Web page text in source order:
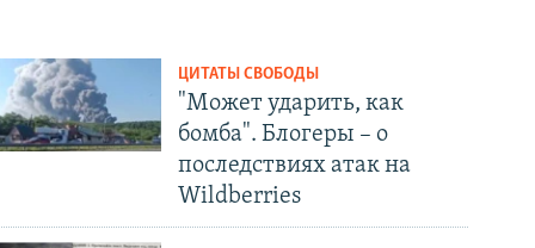
ЦИТАТЫ СВОБОДЫ
"Может ударить, как
бомба". Блогеры – о
последствиях атак на
Wildberries